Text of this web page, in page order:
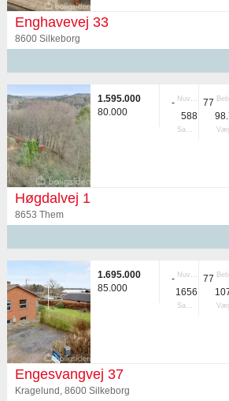
Enghavevej 33
8600 Silkeborg
1.595.000
80.000
- Nuvær.
588
Samlet
77
Høgdalvej 1
8653 Them
1.695.000
85.000
- Nuvær.
1656
Samlet
77
Engesvangvej 37
Kragelund, 8600 Silkeborg